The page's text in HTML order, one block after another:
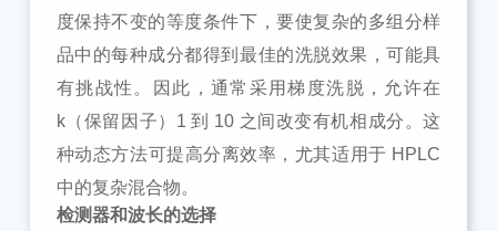
度保持不变的等度条件下，要使复杂的多组分样
品中的每种成分都得到最佳的洗脱效果，可能具
有挑战性。因此，通常采用梯度洗脱，允许在
k（保留因子）1 到 10 之间改变有机相成分。这
种动态方法可提高分离效率，尤其适用于 HPLC
中的复杂混合物。
检测器和波长的选择